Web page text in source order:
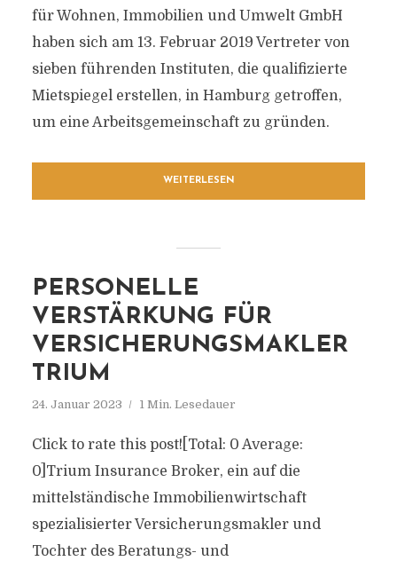
für Wohnen, Immobilien und Umwelt GmbH
haben sich am 13. Februar 2019 Vertreter von
sieben führenden Instituten, die qualifizierte
Mietspiegel erstellen, in Hamburg getroffen,
um eine Arbeitsgemeinschaft zu gründen.
WEITERLESEN
PERSONELLE
VERSTÄRKUNG FÜR
VERSICHERUNGSMAKLER
TRIUM
24. Januar 2023 1 Min. Lesedauer
Click to rate this post![Total: 0 Average:
0]Trium Insurance Broker, ein auf die
mittelständische Immobilienwirtschaft
spezialisierter Versicherungsmakler und
Tochter des Beratungs- und